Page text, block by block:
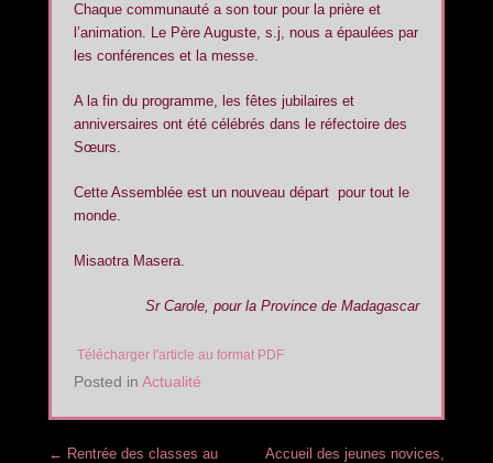
Chaque communauté a son tour pour la prière et
l’animation. Le Père Auguste, s.j, nous a épaulées par
les conférences et la messe.
A la fin du programme, les fêtes jubilaires et
anniversaires ont été célébrés dans le réfectoire des
Sœurs.
Cette Assemblée est un nouveau départ pour tout le
monde.
Misaotra Masera.
Sr Carole, pour la Province de Madagascar
Télécharger l'article au format PDF
Posted in Actualité
Post navigation
← Rentrée des classes au
Accueil des jeunes novices,